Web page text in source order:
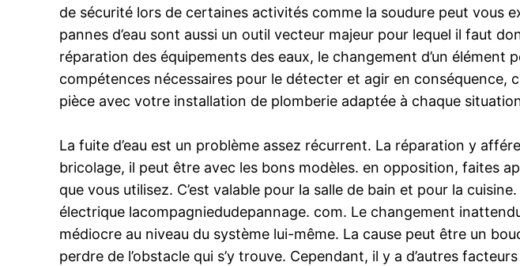
de sécurité lors de certaines activités comme la soudure peut vous
pannes d’eau sont aussi un outil vecteur majeur pour lequel il faut
réparation des équipements des eaux, le changement d’un élément
compétences nécessaires pour le détecter et agir en conséquence,
pièce avec votre installation de plomberie adaptée à chaque
La fuite d’eau est un problème assez récurrent. La réparation y
bricolage, il peut être avec les bons modèles. en opposition, faites
que vous utilisez. C’est valable pour la salle de bain et pour la
électrique lacompagniedudepannage. com. Le changement
médiocre au niveau du système lui-même. La cause peut être un
perdre de l’obstacle qui s’y trouve. Cependant, il y a d’autres